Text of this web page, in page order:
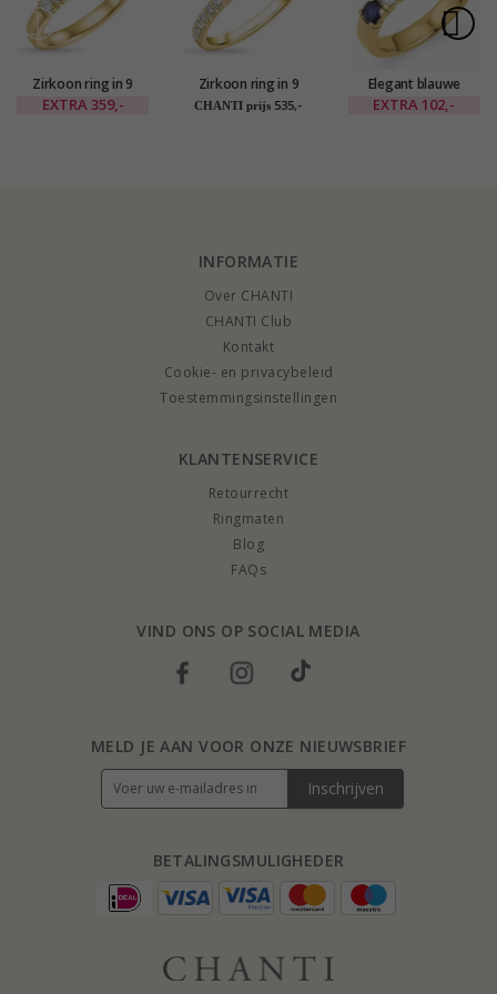
Zirkoon ring in 9
karaat goud
EXTRA359,-
Zirkoon ring in 9
karaat goud
CHANTI prijs 535,-
Elegant blauwe
zirkoon mémoire
EXTRA 102,-
INFORMATIE
Over CHANTI
CHANTI Club
Kontakt
Cookie- en privacybeleid
Toestemmingsinstellingen
KLANTENSERVICE
Retourrecht
Ringmaten
Blog
FAQs
VIND ONS OP SOCIAL MEDIA
BETALINGSMULIGHEDER
MELD JE AAN VOOR ONZE NIEUWSBRIEF
Inschrijven